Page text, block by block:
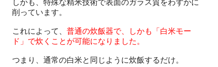
しかも、特殊な精米技術で表面のガラス質をわずかに
削っています。
これによって、 普通の炊飯器で、しかも「白米モー
ド」で炊くことが可能になりました。
つまり、通常の白米と同じように炊飯するだけ。